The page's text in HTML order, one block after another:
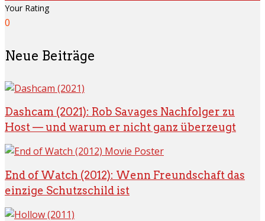
Your Rating
0
Neue Beiträge
Dashcam (2021): Rob Savages Nachfolger zu
Host — und warum er nicht ganz überzeugt
End of Watch (2012): Wenn Freundschaft das
einzige Schutzschild ist